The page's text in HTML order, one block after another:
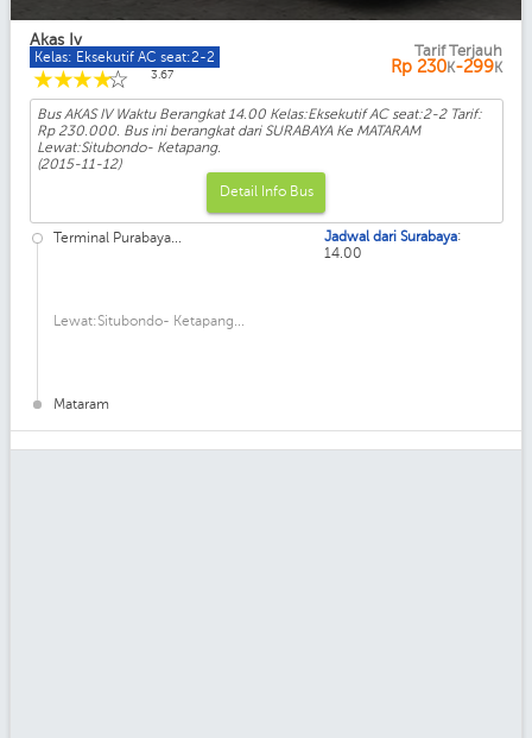
Akas Iv
Kelas: Eksekutif AC seat:2-2
☆
☆
☆
☆
☆ 3.67
Tarif Terjauh
Rp 230K-299K
Bus AKAS IV Waktu Berangkat 14.00 Kelas:Eksekutif AC seat:2-2 Tarif:
Rp 230.000. Bus ini berangkat dari SURABAYA Ke MATARAM
Lewat:Situbondo- Ketapang.
(2015-11-12)
Detail Info Bus
Terminal Purabaya...
Lewat:Situbondo- Ketapang...
Mataram
Jadwal dari Surabaya:
14.00